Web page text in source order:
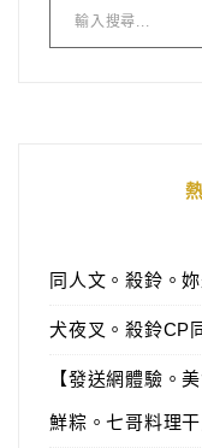
同人文。殺鈴。
犬夜叉。殺鈴CP
【發送網體驗。
鮮粽。七哥料理